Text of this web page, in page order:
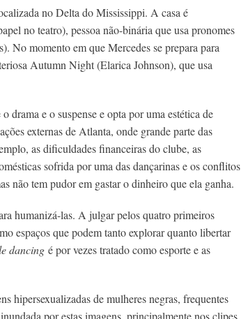
no Delta do Mississippi. A casa é
no teatro), pessoa não-binária que usa pronomes
No momento em que Mercedes se prepara para
Autumn Night (Elarica Johnson), que usa
drama e o suspense e opta por uma estética de
externas de Atlanta, onde grande parte das
as dificuldades financeiras do clube, as
sofrida por uma das dançarinas e os conflitos
não tem pudor em gastar o dinheiro que ela ganha.
humanizá-las. A julgar pelos quatro primeiros
espaços que podem tanto explorar quanto libertar
dancing é por vezes tratado como esporte e as
hipersexualizadas de mulheres negras, frequentes